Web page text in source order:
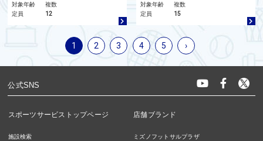
対象年齢
複数
定員
12
対象年齢
複数
定員
15
1 2 3 4 5 ›
公式SNS
スポーツサービストップページ
施設検索
店舗ブランド
ミズノフットサルプラザ